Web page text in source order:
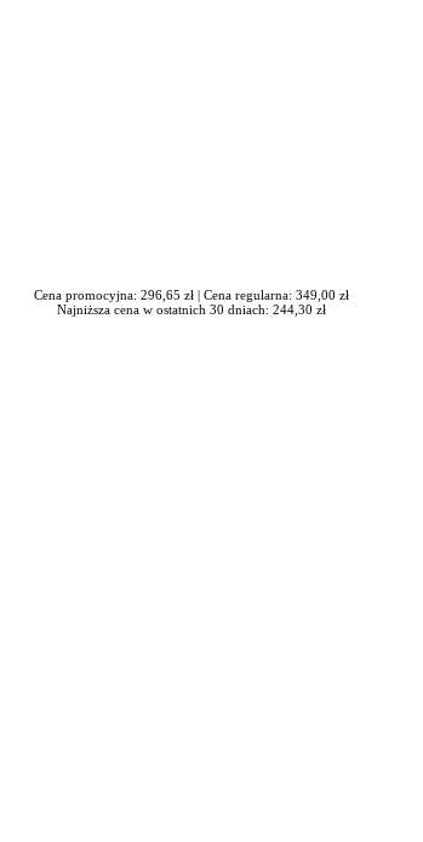
Cena promocyjna: 296,65 zł | Cena regularna: 349,00 zł
Najniższa cena w ostatnich 30 dniach: 244,30 zł